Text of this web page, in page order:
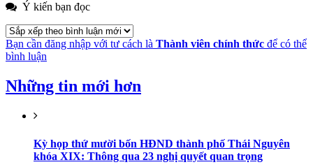
Ý kiến bạn đọc
Bạn cần đăng nhập với tư cách là Thành viên chính thức để có thể
bình luận
Những tin mới hơn
Kỳ họp thứ mười bốn HĐND thành phố Thái Nguyên
khóa XIX: Thông qua 23 nghị quyết quan trọng